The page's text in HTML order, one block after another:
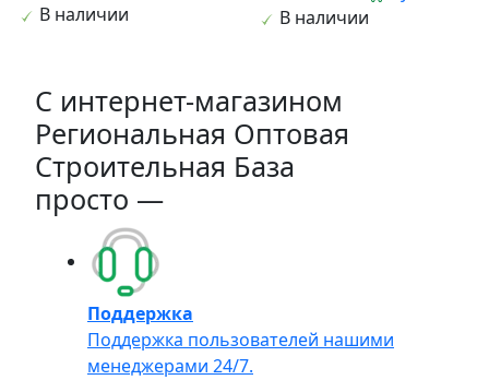
В наличии
В наличии
C интернет-магазином
Региональная Оптовая
Строительная База
просто —
Поддержка
Поддержка пользователей нашими
менеджерами 24/7.